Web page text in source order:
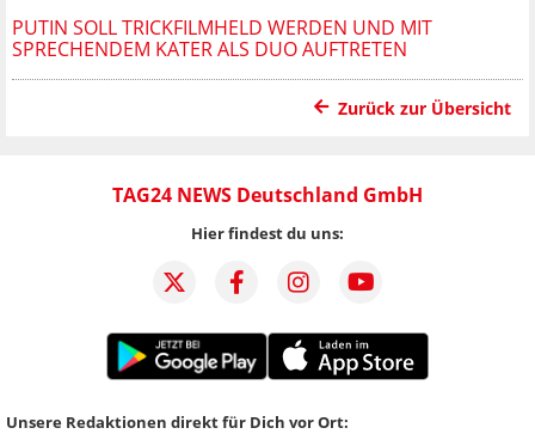
PUTIN SOLL TRICKFILMHELD WERDEN UND MIT
SPRECHENDEM KATER ALS DUO AUFTRETEN
Zurück zur Übersicht
TAG24 NEWS Deutschland GmbH
Hier findest du uns:
Unsere Redaktionen direkt für Dich vor Ort: